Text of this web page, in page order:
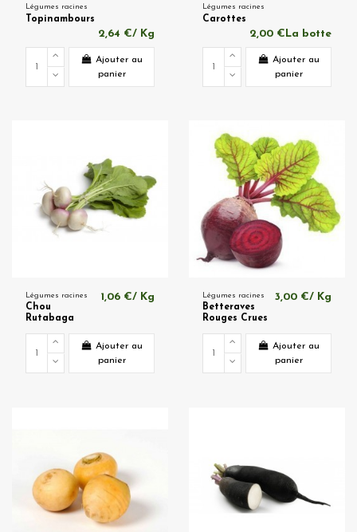
Légumes racines
Topinambours
2,64 €/ Kg
Ajouter au
panier
Légumes racines
Carottes
2,00 €La botte
Ajouter au
panier
Légumes racines
Chou
Rutabaga
1,06 €/ Kg
Ajouter au
panier
Légumes racines
Betteraves
Rouges Crues
3,00 €/ Kg
Ajouter au
panier